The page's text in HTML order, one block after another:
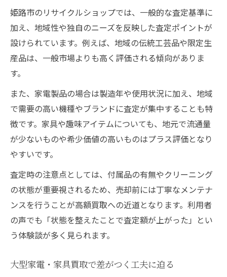
姫路市のリサイクルショップでは、一般的な査定基準に
加え、地域性や独自のニーズを反映した査定ポイントが
設けられています。例えば、地域の伝統工芸品や限定生
産品は、一般市場よりも高く評価される傾向がありま
す。
また、家電製品の場合は製造年や使用状況に加え、地域
で需要の高い機種やブランドに査定が集中することも特
徴です。家具や趣味アイテムについても、地元で流通量
が少ないものや希少価値の高いものはプラス評価となり
やすいです。
査定時の注意点としては、付属品の有無やクリーニング
の状態が重要視されるため、売却前には丁寧なメンテナ
ンスを行うことが高額買取への近道となります。利用者
の声でも「状態を整えたことで査定額が上がった」とい
う体験談が多く見られます。
大型家電・家具買取で差がつく工夫に迫る